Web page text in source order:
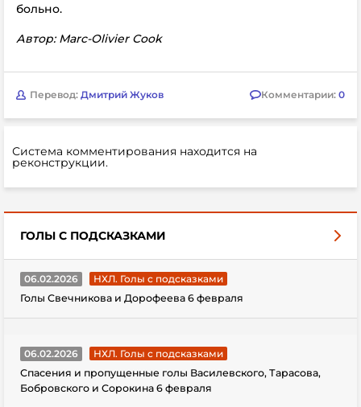
больно.
Автор: Marc-Olivier Cook
Перевод: Дмитрий Жуков Комментарии: 0
Система комментирования находится на
реконструкции.
ГОЛЫ С ПОДСКАЗКАМИ
06.02.2026
НХЛ. Голы с подсказками
Голы Свечникова и Дорофеева 6 февраля
06.02.2026
НХЛ. Голы с подсказками
Спасения и пропущенные голы Василевского, Тарасова,
Бобровского и Сорокина 6 февраля